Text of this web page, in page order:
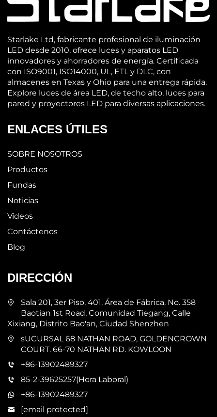
Starlake Ltd, fabricante profesional de iluminación
LED desde 2010, ofrece luces y aparatos LED
innovadores y ahorradores de energía. Certificada
con ISO9001, ISO14000, UL, ETL y DLC, con
almacenes en Texas y Ohio para una entrega rápida.
Explore luces de área LED, de techo alto, luces para
pared y proyectores LED para diversas aplicaciones.
ENLACES ÚTILES
SOBRE NOSOTROS
Productos
Fundas
Noticias
Vídeos
Contáctenos
Blog
DIRECCIÓN
Sala 201, 3er Piso, 401, Área de Fábrica, No. 358
Baotian 1st Road, Comunidad Tiegang, Calle
Xixiang, Distrito Bao'an, Ciudad Shenzhen
sUCURSAL 68 NATHAN ROAD, GOLDENCROWN
COURT. 66-70 NATHAN RD. KOWLOON
+86-13902489327
85-2-39625257(Hora Laboral)
+86-13902489327
[email protected]